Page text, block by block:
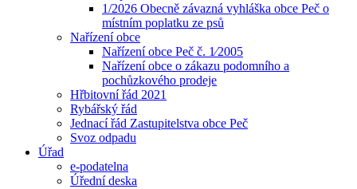
1/2026 Obecně závazná vyhláška obce Peč o
místním poplatku ze psů
Nařízení obce
Nařízení obce Peč č. 1⁄2005
Nařízení obce o zákazu podomního a
pochůzkového prodeje
Hřbitovní řád 2021
Rybářský řád
Jednací řád Zastupitelstva obce Peč
Svoz odpadu
Úřad
e-podatelna
Úřední deska